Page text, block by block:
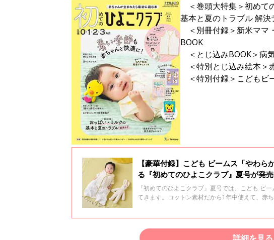
＜巻頭大特集＞初めて
基本と夏のトラブル 解決
＜別冊付録＞新米ママ
BOOK
＜とじ込みBOOK＞病
＜特別とじ込み絵本＞
＜特別付録＞こどもビ
【豪華付録】こども ビームス「やわ
る『初めてのひよこクラブ』夏号が発売
『初めてのひよこクラブ』夏号では、こども ビ
てきます。コットン素材だから1年中使えて、赤